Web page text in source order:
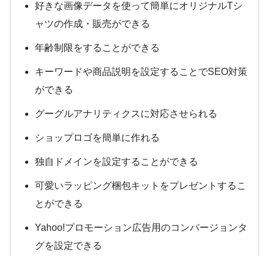
好きな画像データを使って簡単にオリジナルTシ
ャツの作成・販売ができる
年齢制限をすることができる
キーワードや商品説明を設定することでSEO対策
ができる
グーグルアナリティクスに対応させられる
ショップロゴを簡単に作れる
独自ドメインを設定することができる
可愛いラッピング梱包キットをプレゼントするこ
とができる
Yahoo!プロモーション広告用のコンバージョンタ
グを設定できる